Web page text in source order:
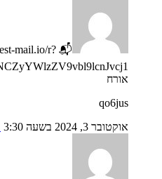
mail.io/r?
אורח
qo6jus
אוקטובר 3, 2024 בשעה 3:30 pm